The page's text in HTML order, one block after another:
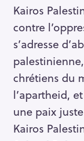
Kairos
contre
s’adresse
chrétiens du
l’apartheid,
une paix
Kairos
S
e
a
r
c
h